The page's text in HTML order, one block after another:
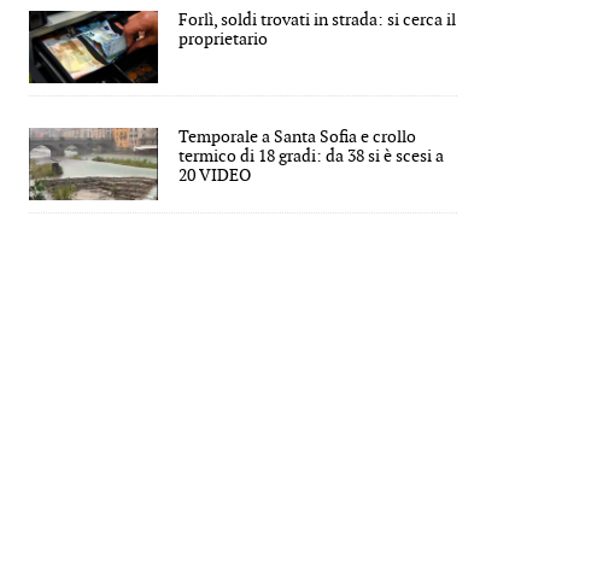
Forlì, soldi trovati in strada: si cerca il
proprietario
Temporale a Santa Sofia e crollo
termico di 18 gradi: da 38 si è scesi a
20 VIDEO